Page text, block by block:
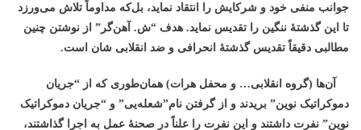
جوانب منفی خود و شرکایش را انتقاد نماید، بل‌که مداوماً تلاش می‌ورزد
تا این گذشتۀ ننگین را تقدیس نماید. هدف “ش. آهن‌گر” از نوشتن چنین
مطالبی دقیقاً تقدیس گذشتۀ انحرافی و ضد انقلابی شان است.
آن‌ها (گروه انقلابی… و محفل هرات) همان‌طوری که از “جریان
دموکراتیک نوین” بریدند و از گرفتن نام”شعله‌یی” و “جریان دموکراتیک
نوین” نفرت داشتند و این نفرت را علناً در صحنۀ عمل به اجرا گذاشتند،